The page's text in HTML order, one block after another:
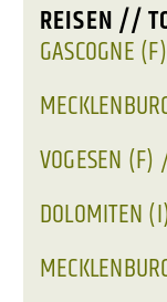
REISEN //
GASCOGNE
VOGESEN